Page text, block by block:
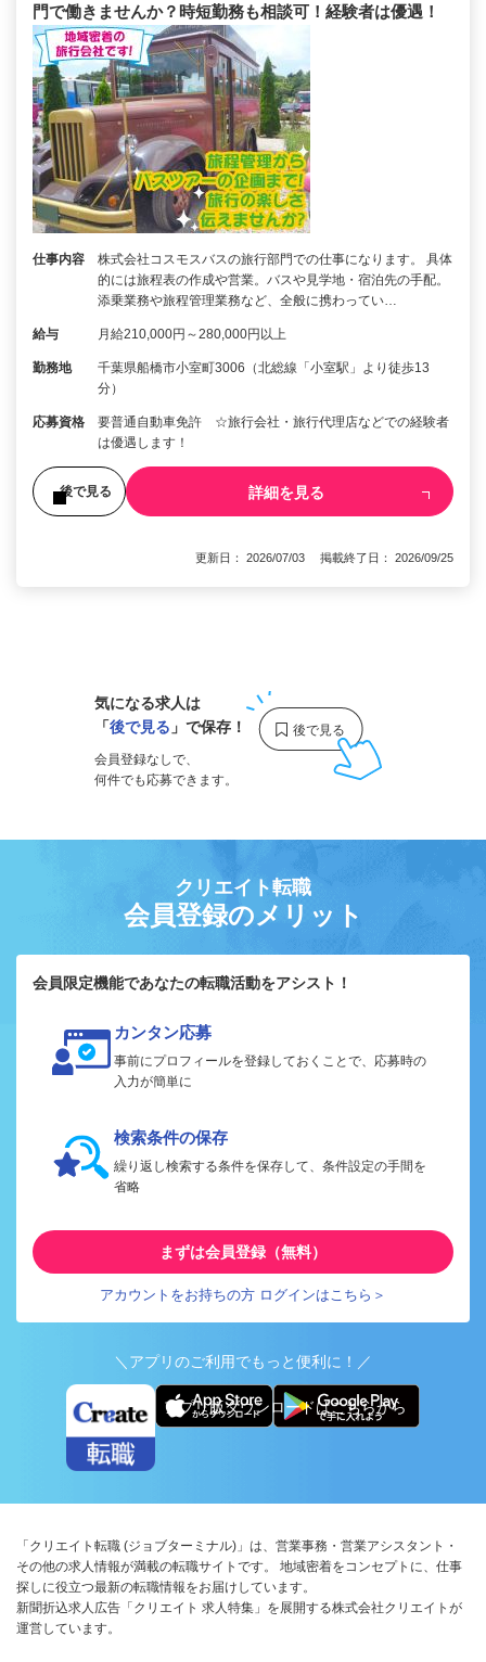
門で働きませんか？時短勤務も相談可！経験者は優遇！
仕事内容
株式会社コスモスバスの旅行部門での仕事になります。 具体
的には旅程表の作成や営業。バスや見学地・宿泊先の手配。
添乗業務や旅程管理業務など、全般に携わってい…
給与 月給210,000円～280,000円以上
勤務地
千葉県船橋市小室町3006（北総線「小室駅」より徒歩13
分）
応募資格
要普通自動車免許 ☆旅行会社・旅行代理店などでの経験者
は優遇します！
後で見る 詳細を見る
更新日： 2026/07/03 掲載終了日： 2026/09/25
気になる求人は
「後で見る 」で保存！
会員登録なしで、
何件でも応募できます。
クリエイト転職
会員登録のメリット
会員限定機能であなたの転職活動をアシスト！
カンタン応募
事前にプロフィールを登録しておくことで、応募時の
入力が簡単に
検索条件の保存
繰り返し検索する条件を保存して、条件設定の手間を
省略
まずは会員登録（無料）
アカウントをお持ちの方 ログインはこちら＞
＼アプリのご利用でもっと便利に！／
アプリ版ダウンロードはこちらから
「クリエイト転職 (ジョブターミナル)」は、営業事務・営業アシスタント・
その他の求人情報が満載の転職サイトです。 地域密着をコンセプトに、仕事
探しに役立つ最新の転職情報をお届けしています。
新聞折込求人広告「クリエイト 求人特集」を展開する株式会社クリエイトが
運営しています。